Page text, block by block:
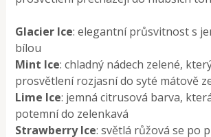
Glacier Ice: elegantní průsvitnost s
bílou
Mint Ice: chladný nádech zelené,
prosvětlení rozjasní do syté mátově
Lime Ice: jemná citrusová barva,
potemní do zelenkavá
Strawberry Ice: světlá růžová se po